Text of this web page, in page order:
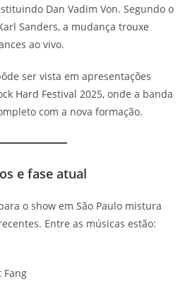
Dan Vadim Von. Segundo o
Sanders, a mudança trouxe
ao vivo.
ser vista em apresentações
Hard Festival 2025, onde a banda
com a nova formação.
e fase atual
o show em São Paulo mistura
Entre as músicas estão:
Fang